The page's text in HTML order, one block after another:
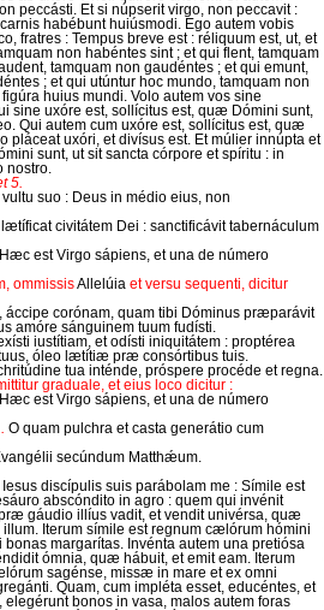
peccásti. Et si núpserit virgo, non peccavit :
habébunt huiúsmodi. Ego autem vobis
fratres : Tempus breve est : réliquum est, ut, et
non habéntes sint ; et qui flent, tamquam
tamquam non gaudéntes ; et qui emunt,
; et qui utúntur hoc mundo, tamquam non
huius mundi. Volo autem vos sine
sine uxóre est, sollícitus est, quæ Dómini sunt,
Qui autem cum uxóre est, sollícitus est, quæ
pláceat uxóri, et divísus est. Et múlier innúpta et
sunt, ut sit sancta córpore et spíritu : in
nostro.
5.
suo : Deus in médio eius, non
civitátem Dei : sanctificávit tabernáculum
Hæc est Virgo sápiens, et una de número
ommissisAllelúia et versu sequenti, dicitur
áccipe corónam, quam tibi Dóminus præparávit
amóre sánguinem tuum fudísti.
iustítiam, et odísti iniquitátem : proptérea
óleo lætítiæ præ consórtibus tuis.
tua inténde, próspere procéde et regna.
graduale, et eius loco dicitur :
Hæc est Virgo sápiens, et una de número
O quam pulchra et casta generátio cum
secúndum Matthǽum.
Iesus discípulis suis parábolam me : Símile est
abscóndito in agro : quem qui invénit
gáudio illíus vadit, et vendit univérsa, quæ
illum. Iterum símile est regnum cælórum hómini
margarítas. Invénta autem una pretiósa
ómnia, quæ hábuit, et emit eam. Iterum
sagénse, missæ in mare et ex omni
Quam, cum impléta esset, educéntes, et
elegérunt bonos in vasa, malos autem foras